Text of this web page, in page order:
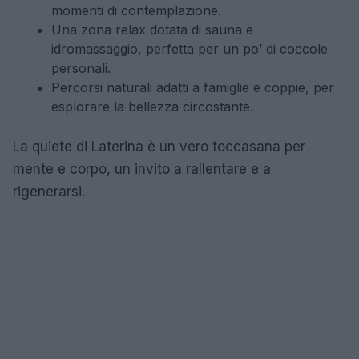
momenti di contemplazione.
Una zona relax dotata di sauna e
idromassaggio, perfetta per un po’ di coccole
personali.
Percorsi naturali adatti a famiglie e coppie, per
esplorare la bellezza circostante.
La quiete di Laterina è un vero toccasana per
mente e corpo, un invito a rallentare e a
rigenerarsi.